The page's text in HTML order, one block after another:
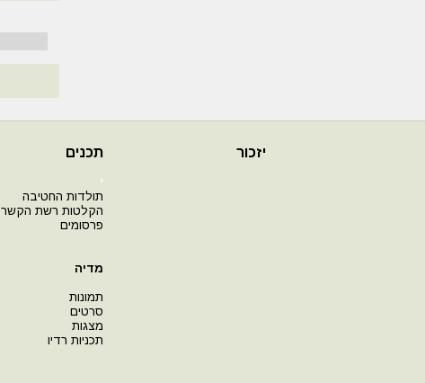
יזכור תכנים
י
תולדות החטיבה
הקלטות רשת הקשר
פרסומים
מדיה
תמונות
סרטים
מצגות
תכניות רדיו